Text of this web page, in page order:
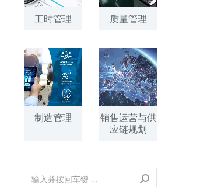
工时管理 质量管理
制造管理
销售运营与供
应链规划